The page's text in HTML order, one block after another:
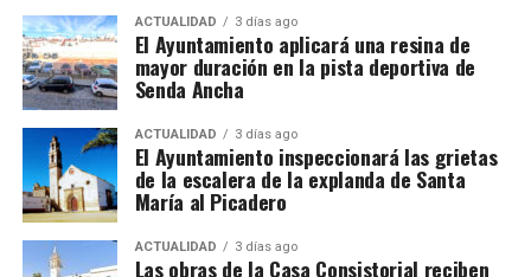
De Tiziano a Vasco Pereira
Vasco Pereira, un pintor portugués afincado en
Sevilla, fue testigo del impacto que Tiziano tenía en
la corte.Su Anunciación de 1576 es una copia
reinterpretada de la obra del maestro veneciano,y fue
encargada para la Iglesia de San Juan Bautista de
Marchena por los Duques de Arcos.
No todas las explotaciones ofrecen las mismas
condiciones. Algunas proporcionan alojamiento y
comida gratuitamente, otras solamente vivienda o
una comida diaria y también existen contratos sin
manutención ni alojamiento.
El trabajador debe comprobar antes de salir:
Salario bruto por hora.
ACTUALIDAD 3 días ago
El Ayuntamiento aplicará una resina de
mayor duración en la pista deportiva de
Senda Ancha
ACTUALIDAD 3 días ago
El Ayuntamiento inspeccionará las grietas
de la escalera de la explanda de Santa
María al Picadero
ACTUALIDAD 3 días ago
Las obras de la Casa Consistorial reciben